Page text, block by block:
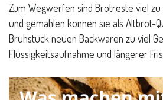
Zum Wegwerfen sind Brotreste viel
und gemahlen können sie als Altbrot-
Brühstück neuen Backwaren zu viel
Flüssigkeitsaufnahme und längerer